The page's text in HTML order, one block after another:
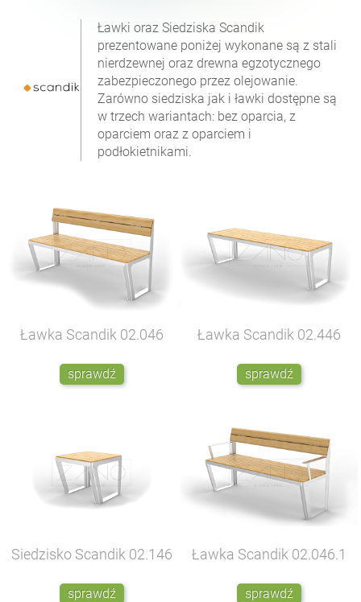
Ławki oraz Siedziska Scandik
prezentowane poniżej wykonane są z stali
nierdzewnej oraz drewna egzotycznego
zabezpieczonego przez olejowanie.
Zarówno siedziska jak i ławki dostępne są
w trzech wariantach: bez oparcia, z
oparciem oraz z oparciem i
podłokietnikami.
Ławka Scandik 02.046
sprawdź
Ławka Scandik 02.446
sprawdź
Siedzisko Scandik 02.146
sprawdź
Ławka Scandik 02.046.1
sprawdź